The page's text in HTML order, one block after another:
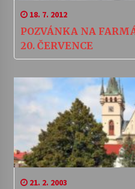
18. 7. 2012
POZVÁNKA NA
20. ČERVENCE
21. 2. 2003